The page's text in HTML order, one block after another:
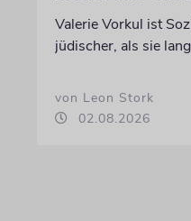
Valerie Vorkul ist
jüdischer, als sie
von Leon Stork
02.08.2026